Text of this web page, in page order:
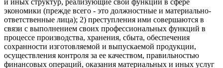
экономики (прежде всего - это должностные и материально-
ответственные лица); 2) преступления ими совершаются в
связи с выполнением своих профессиональных функций в
процессе производства, хранения, сбыта, обеспечения
сохранности изготовляемой и выпускаемой продукции,
осуществления контроля за ее качеством, правильностью
финансовых операций, оказания материальных и иных услуг